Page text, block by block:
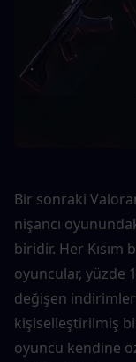
Bir sonraki
nişancı
biridir. Her
oyuncular, yüzde
değişen
kişiselleştirilmiş
oyuncu kendine